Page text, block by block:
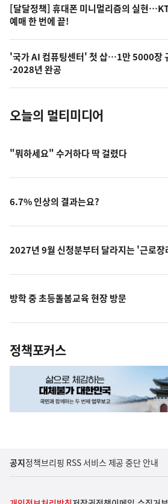
오
늘
의
사
진
[달달정책] 휴대폰 미니멀리즘의 실현
예매 한 번에 끝!
'국가 AI 컴퓨팅센터' 첫 삽…1만 5000장
·2028년 완공
오늘의 멀티미디어
"뭐하세요" 수거하다 딱 걸렸다
6.7% 인상의 결과는요?
2027년 9월 신청분부터 달라지는 '근로장
방학 중 초등돌봄교육 현장 방문
정책포커스
공지정책브리핑 RSS 서비스 제공 중단 안내